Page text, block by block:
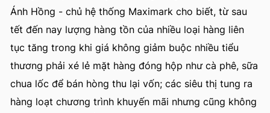
Ánh Hồng - chủ hệ thống Maximark cho biết, từ sau
tết đến nay lượng hàng tồn của nhiều loại hàng liên
tục tăng trong khi giá không giảm buộc nhiều tiểu
thương phải xé lẻ mặt hàng đóng hộp như cà phê, sữa
chua lốc để bán hòng thu lại vốn; các siêu thị tung ra
hàng loạt chương trình khuyến mãi nhưng cũng không